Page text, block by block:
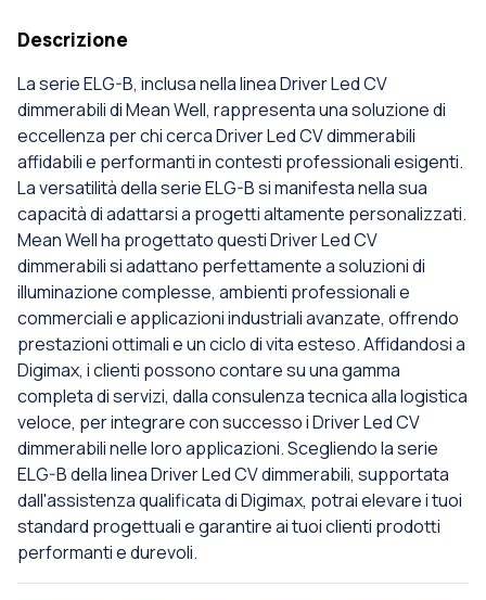
Descrizione
La serie ELG-B, inclusa nella linea Driver Led CV
dimmerabili di Mean Well, rappresenta una soluzione di
eccellenza per chi cerca Driver Led CV dimmerabili
affidabili e performanti in contesti professionali esigenti.
La versatilità della serie ELG-B si manifesta nella sua
capacità di adattarsi a progetti altamente personalizzati.
Mean Well ha progettato questi Driver Led CV
dimmerabili si adattano perfettamente a soluzioni di
illuminazione complesse, ambienti professionali e
commerciali e applicazioni industriali avanzate, offrendo
prestazioni ottimali e un ciclo di vita esteso. Affidandosi a
Digimax, i clienti possono contare su una gamma
completa di servizi, dalla consulenza tecnica alla logistica
veloce, per integrare con successo i Driver Led CV
dimmerabili nelle loro applicazioni. Scegliendo la serie
ELG-B della linea Driver Led CV dimmerabili, supportata
dall'assistenza qualificata di Digimax, potrai elevare i tuoi
standard progettuali e garantire ai tuoi clienti prodotti
performanti e durevoli.